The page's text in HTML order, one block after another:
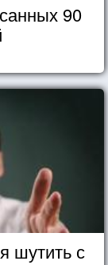
90
шутить с